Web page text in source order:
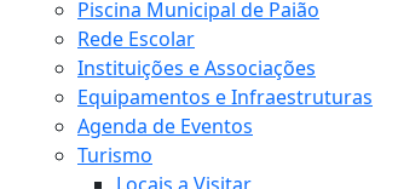
Piscina Municipal de Paião
Rede Escolar
Instituições e Associações
Equipamentos e Infraestruturas
Agenda de Eventos
Turismo